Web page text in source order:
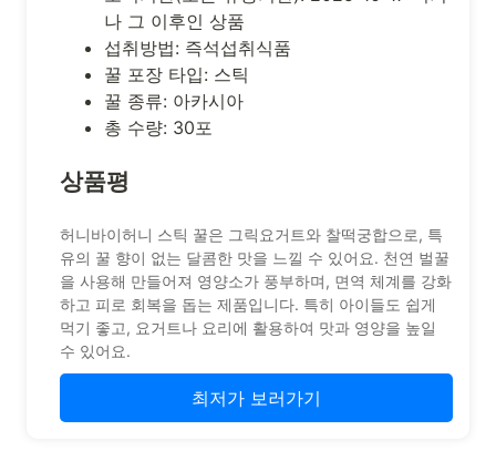
나 그 이후인 상품
섭취방법: 즉석섭취식품
꿀 포장 타입: 스틱
꿀 종류: 아카시아
총 수량: 30포
상품평
허니바이허니 스틱 꿀은 그릭요거트와 찰떡궁합으로, 특
유의 꿀 향이 없는 달콤한 맛을 느낄 수 있어요. 천연 벌꿀
을 사용해 만들어져 영양소가 풍부하며, 면역 체계를 강화
하고 피로 회복을 돕는 제품입니다. 특히 아이들도 쉽게
먹기 좋고, 요거트나 요리에 활용하여 맛과 영양을 높일
수 있어요.
최저가 보러가기